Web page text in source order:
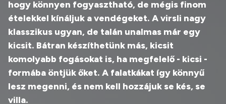
hogy könnyen fogyasztható, de mégis finom
ételekkel kínáljuk a vendégeket. A virsli nagy
klasszikus ugyan, de talán unalmas már egy
kicsit. Bátran készíthetünk más, kicsit
komolyabb fogásokat is, ha megfelelő - kicsi -
formába öntjük őket. A falatkákat így könnyű
lesz megenni, és nem kell hozzájuk se kés, se
villa.